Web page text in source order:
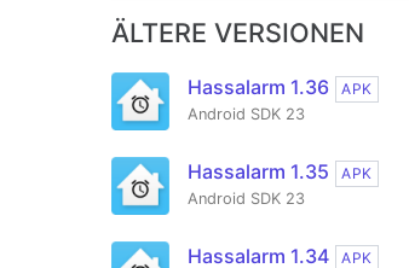
ÄLTERE VERSIONEN
Hassalarm 1.36
APK
Android SDK 23
Hassalarm 1.35
APK
Android SDK 23
Hassalarm 1.34
APK